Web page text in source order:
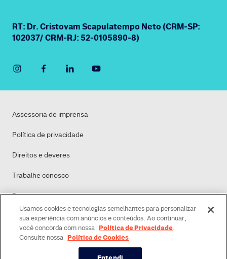
RT: Dr. Cristovam Scapulatempo Neto (CRM-SP:
102037/ CRM-RJ: 52-0105890-8)
Assessoria de imprensa
Política de privacidade
Direitos e deveres
Trabalhe conosco
Dasa
Política de Cookies
Usamos cookies e tecnologias semelhantes para personalizar
sua experiência com anúncios e conteúdos. Ao continuar,
você concorda com nossa Política de Privacidade.
Consulte nossa Política de Cookies